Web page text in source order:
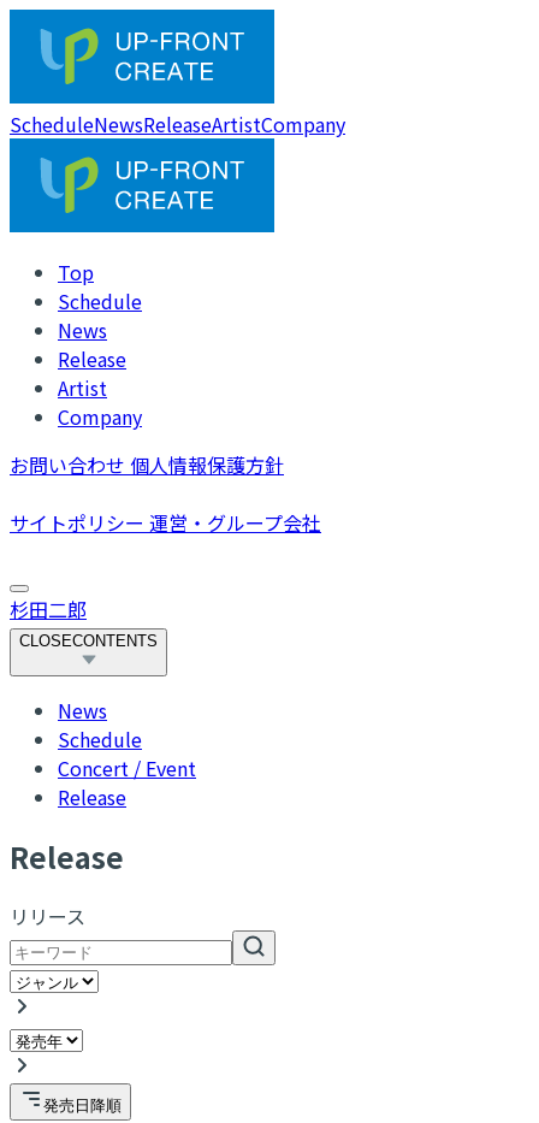
ScheduleNewsReleaseArtistCompany
Top
Schedule
News
Release
Artist
Company
お問い合わせ 個人情報保護方針
サイトポリシー 運営・グループ会社
杉田二郎
CLOSECONTENTS
News
Schedule
Concert / Event
Release
Release
リリース
発売日降順